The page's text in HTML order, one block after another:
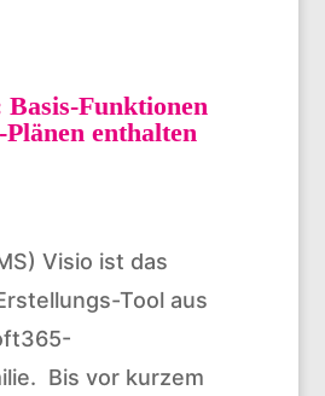
Funktionen
enthalten
Visio ist das
Tool aus
Bis vor kurzem